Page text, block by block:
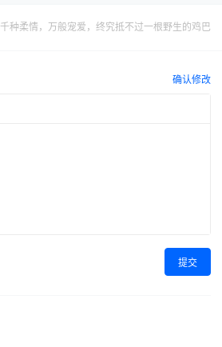
千种柔情，万般宠爱，终究抵不过一根野生的鸡巴
确认修改
提交